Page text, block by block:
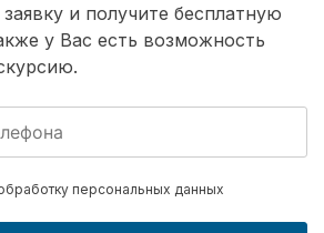
и получите бесплатную
у Вас есть возможность
персональных данных